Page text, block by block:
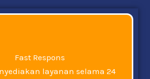
Fast Respons
layanan selama 24